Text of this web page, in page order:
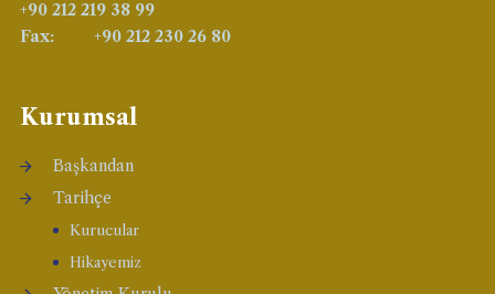
+90 212 219 38 99
Fax: +90 212 230 26 80
Kurumsal
Başkandan
Tarihçe
Kurucular
Hikayemiz